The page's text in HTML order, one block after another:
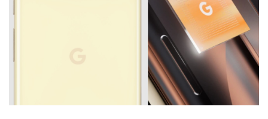
Enterprise Digital Transformation